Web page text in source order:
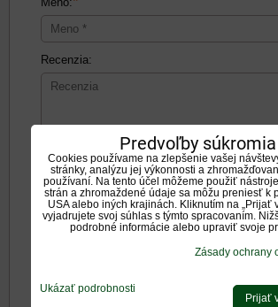
Recenzia:
Pozitíva:
Predvoľby súkromia
Cookies používame na zlepšenie vašej
stránky, analýzu jej výkonnosti a
používaní. Na tento účel môžeme použiť
strán a zhromaždené údaje sa môžu preniesť k
USA alebo iných krajinách. Kliknutím na „Prijať
vyjadrujete svoj súhlas s týmto spracovaním.
podrobné informácie alebo upraviť svoje
Zásady ochrany
Ukázať podrobnosti
Prijať